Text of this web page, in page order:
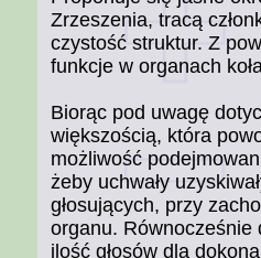
Zrzeszenia, tracą
czystość struktur. Z
funkcje w organach
Biorąc pod uwagę
większością, która
możliwość
żeby uchwały
głosujących, przy
organu. Równocześnie
ilość głosów dla